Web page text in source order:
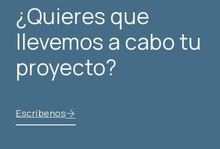
¿Quieres que
llevemos a cabo tu
proyecto?
Escríbenos